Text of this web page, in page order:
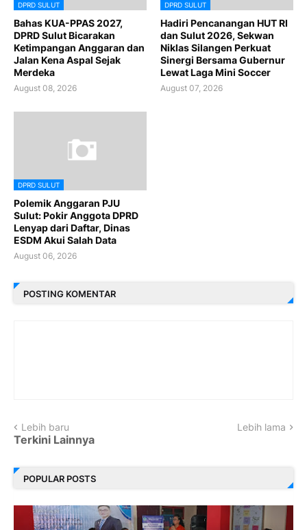
DPRD SULUT
Bahas KUA-PPAS 2027,
DPRD Sulut Bicarakan
Ketimpangan Anggaran dan
Jalan Kena Aspal Sejak
Merdeka
August 08, 2026
DPRD SULUT
Hadiri Pencanangan HUT RI
dan Sulut 2026, Sekwan
Niklas Silangen Perkuat
Sinergi Bersama Gubernur
Lewat Laga Mini Soccer
August 07, 2026
DPRD SULUT
Polemik Anggaran PJU
Sulut: Pokir Anggota DPRD
Lenyap dari Daftar, Dinas
ESDM Akui Salah Data
August 06, 2026
POSTING KOMENTAR
Lebih baru Lebih lama
Terkini Lainnya
POPULAR POSTS